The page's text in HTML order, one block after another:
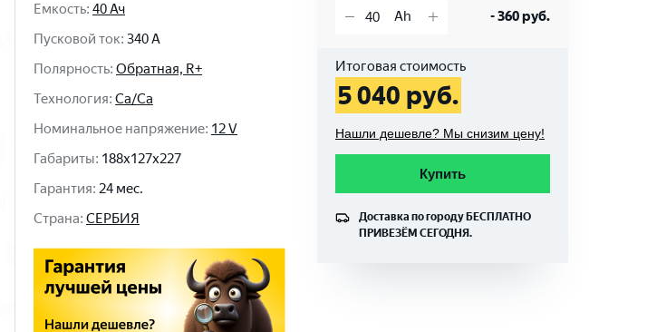
Емкость: 40 Ач
Пусковой ток: 340 A
Полярность: Обратная, R+
Технология: Ca/Ca
Номинальное напряжение: 12 V
Габариты: 188x127x227
Гарантия: 24 мес.
Cтрана: СЕРБИЯ
-360руб.
Итоговая стоимость
5 040 руб.
Нашли дешевле? Мы снизим цену!
Купить
Доставка по городу БЕСПЛАТНО
ПРИВЕЗЁМ СЕГОДНЯ.